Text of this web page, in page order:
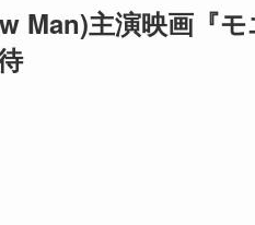
Man)主演映画『